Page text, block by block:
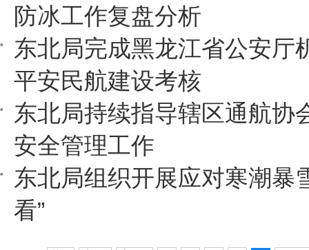
防冰工作复盘分析
东北局完成黑龙江省公安厅
平安民航建设考核
东北局持续指导辖区通航协
安全管理工作
东北局组织开展应对寒潮暴
看”